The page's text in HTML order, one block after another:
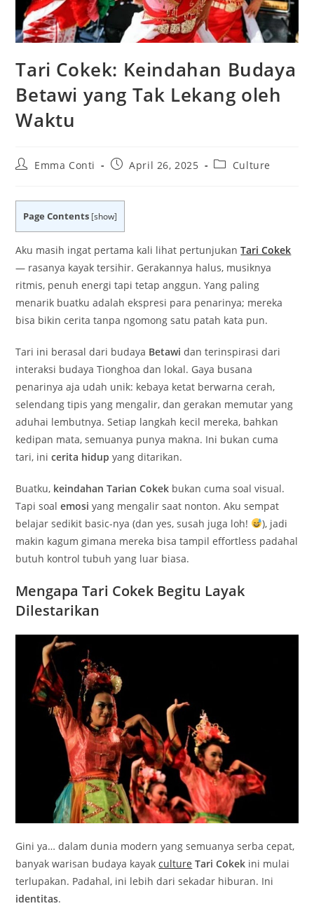
Tari Cokek: Keindahan Budaya
Betawi yang Tak Lekang oleh
Waktu
PostEmma Conti
PostApril 26, 2025
PostCulture
Page Contents [show]
Aku masih ingat pertama kali lihat pertunjukanTari Cokek
— rasanya kayak tersihir. Gerakannya halus, musiknya
ritmis, penuh energi tapi tetap anggun. Yang paling
menarik buatku adalah ekspresi para penarinya; mereka
bisa bikin cerita tanpa ngomong satu patah kata pun.
Tari ini berasal dari budaya Betawi dan terinspirasi dari
interaksi budaya Tionghoa dan lokal. Gaya busana
penarinya aja udah unik: kebaya ketat berwarna cerah,
selendang tipis yang mengalir, dan gerakan memutar yang
aduhai lembutnya. Setiap langkah kecil mereka, bahkan
kedipan mata, semuanya punya makna. Ini bukan cuma
tari, inicerita hidup yang ditarikan.
Buatku, keindahan Tarian Cokek bukan cuma soal visual.
Tapi soalemosi yang mengalir saat nonton. Aku sempat
belajar sedikit basic-nya (dan yes, susah juga loh!
), jadi
makin kagum gimana mereka bisa tampil effortless padahal
butuh kontrol tubuh yang luar biasa.
Mengapa Tari Cokek Begitu Layak
Dilestarikan
Gini ya… dalam dunia modern yang semuanya serba cepat,
banyak warisan budaya kayakculture Tari Cokek ini mulai
terlupakan. Padahal, ini lebih dari sekadar hiburan. Ini
identitas.